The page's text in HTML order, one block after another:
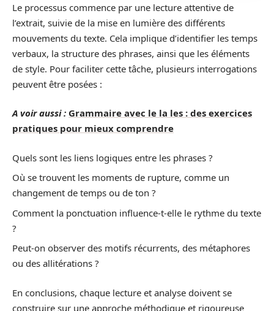
Le processus commence par une lecture attentive de
l’extrait, suivie de la mise en lumière des différents
mouvements du texte. Cela implique d’identifier les temps
verbaux, la structure des phrases, ainsi que les éléments
de style. Pour faciliter cette tâche, plusieurs interrogations
peuvent être posées :
A voir aussi : Grammaire avec le la les : des exercices
pratiques pour mieux comprendre
Quels sont les liens logiques entre les phrases ?
Où se trouvent les moments de rupture, comme un
changement de temps ou de ton ?
Comment la ponctuation influence-t-elle le rythme du texte
?
Peut-on observer des motifs récurrents, des métaphores
ou des allitérations ?
En conclusions, chaque lecture et analyse doivent se
construire sur une approche méthodique et rigoureuse